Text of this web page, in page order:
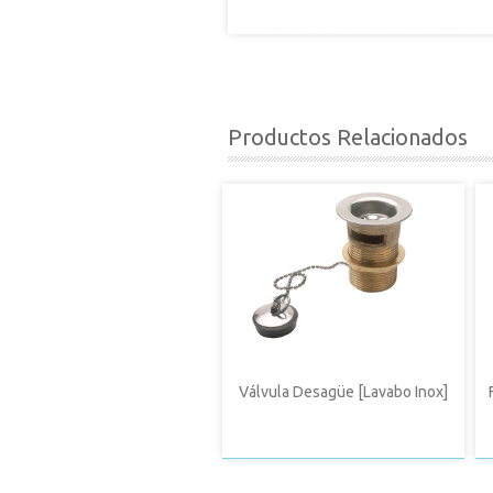
Productos Relacionados
Válvula Desagüe [Lavabo Inox]